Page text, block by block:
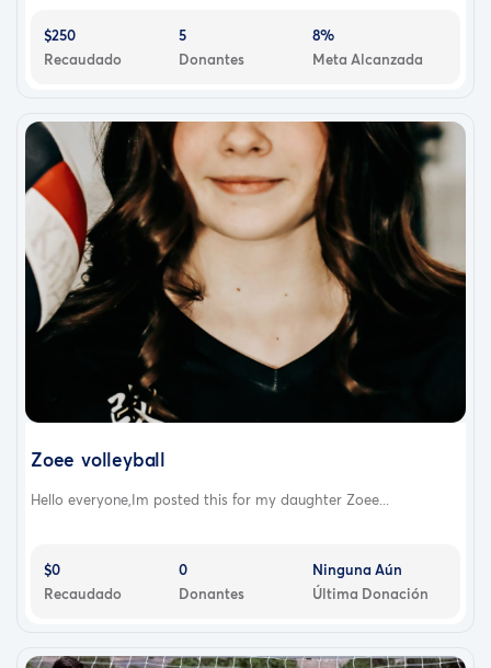
$250
Recaudado
5
Donantes
8%
Meta Alcanzada
Zoee volleyball
Hello everyone,Im posted this for my daughter Zoee...
$0
Recaudado
0
Donantes
Ninguna Aún
Última Donación